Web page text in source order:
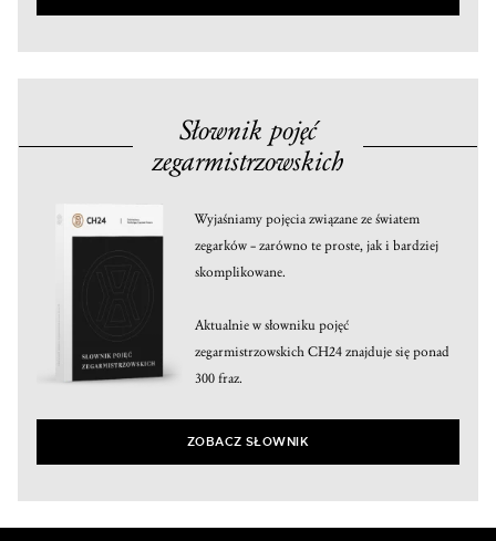
Słownik pojęć
zegarmistrzowskich
Wyjaśniamy pojęcia związane ze światem
zegarków – zarówno te proste, jak i bardziej
skomplikowane.
Aktualnie w słowniku pojęć
zegarmistrzowskich CH24 znajduje się ponad
300 fraz.
ZOBACZ SŁOWNIK